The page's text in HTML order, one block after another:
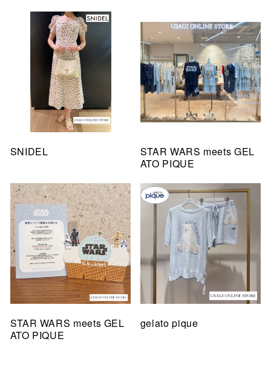
SNIDEL
STAR WARS meets GEL
ATO PIQUE
STAR WARS meets GEL
ATO PIQUE
gelato pique